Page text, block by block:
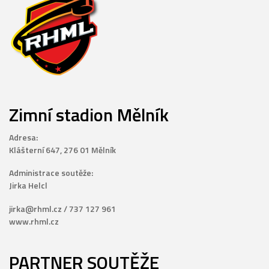
Zimní stadion Mělník
Adresa:
Klášterní 647, 276 01 Mělník
Administrace soutěže:
Jirka Helcl
jirka@rhml.cz / 737 127 961
www.rhml.cz
PARTNER SOUTĚŽE